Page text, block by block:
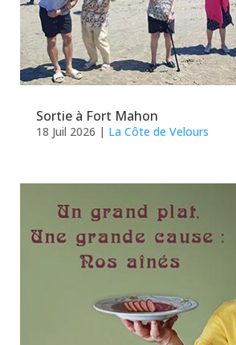
Sortie à Fort Mahon
18 Juil 2026 | La Côte de Velours